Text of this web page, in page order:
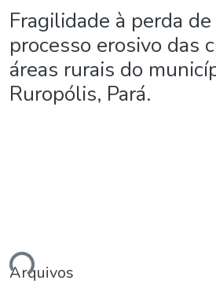
Fragilidade à perda
processo erosivo das
áreas rurais do
Ruropólis, Pará.
Arquivos